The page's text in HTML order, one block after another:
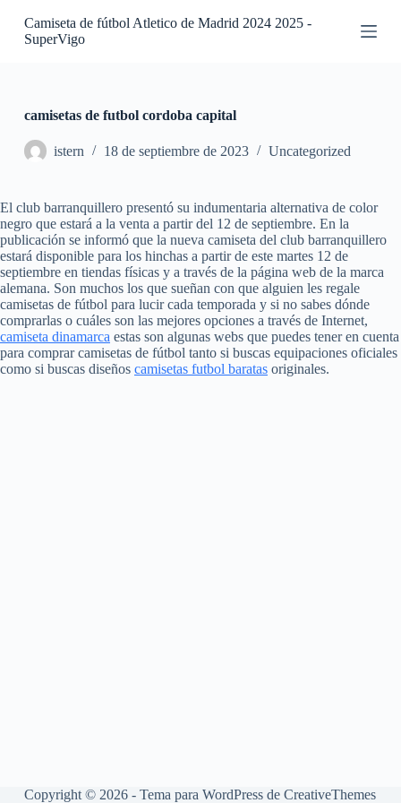
S
e
n
i
d
o
Camiseta de fútbol Atletico de Madrid 2024 2025 -
SuperVigo
camisetas de futbol cordoba capital
istern 18 de septiembre de 2023 Uncategorized
El club barranquillero presentó su indumentaria alternativa de color
negro que estará a la venta a partir del 12 de septiembre. En la
publicación se informó que la nueva camiseta del club barranquillero
estará disponible para los hinchas a partir de este martes 12 de
septiembre en tiendas físicas y a través de la página web de la marca
alemana. Son muchos los que sueñan con que alguien les regale
camisetas de fútbol para lucir cada temporada y si no sabes dónde
comprarlas o cuáles son las mejores opciones a través de Internet,
camiseta dinamarca estas son algunas webs que puedes tener en cuenta
para comprar camisetas de fútbol tanto si buscas equipaciones oficiales
como si buscas diseños camisetas futbol baratas originales.
Copyright © 2026 - Tema para WordPress de CreativeThemes